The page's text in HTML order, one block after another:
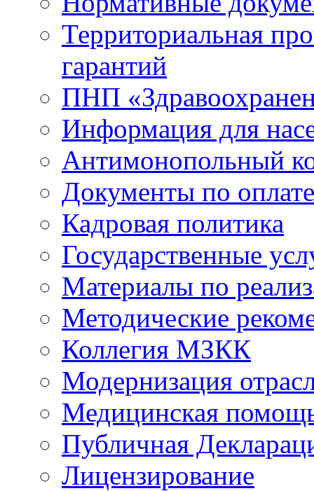
Территориальная
гарантий
ПНП
Информация для
Антимонопольный
Документы по
Кадровая политика
Государственные
Материалы по
Методические
Коллегия МЗКК
Модернизация
Медицинская
Публичная
Лицензирование